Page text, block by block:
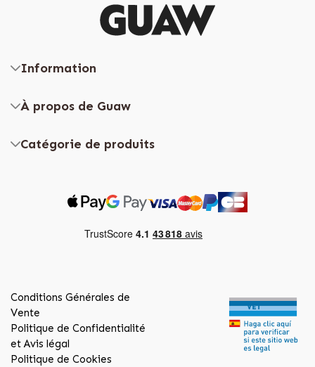
Information
À propos de Guaw
Catégorie de produits
Conditions Générales de
Vente
Politique de Confidentialité
et Avis légal
Politique de Cookies